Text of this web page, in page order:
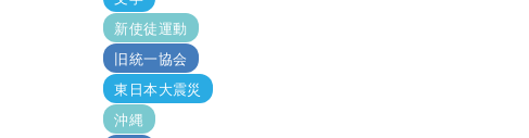
新使徒運動
旧統一協会
東日本大震災
沖縄